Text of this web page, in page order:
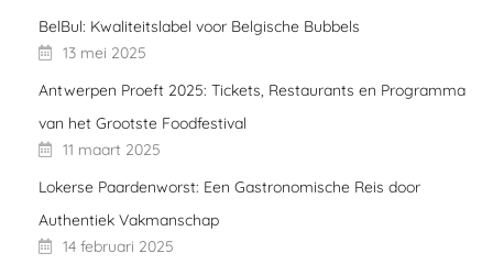
BelBul: Kwaliteitslabel voor Belgische Bubbels
13 mei 2025
Antwerpen Proeft 2025: Tickets, Restaurants en Programma
van het Grootste Foodfestival
11 maart 2025
Lokerse Paardenworst: Een Gastronomische Reis door
Authentiek Vakmanschap
14 februari 2025